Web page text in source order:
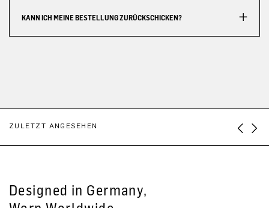
KANN ICH MEINE BESTELLUNG ZURÜCKSCHICKEN?
ZULETZT ANGESEHEN
Designed in Germany,